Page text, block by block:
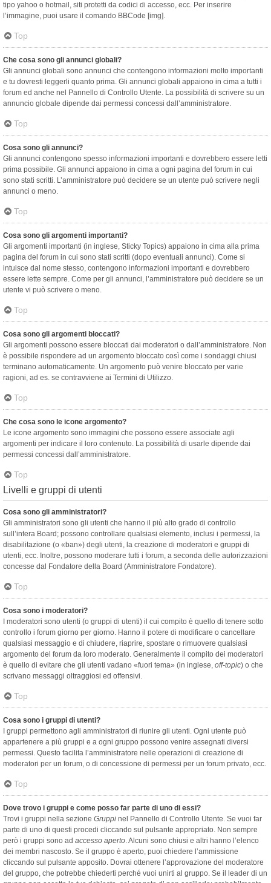
tipo yahoo o hotmail, siti protetti da codici di accesso, ecc. Per inserire
l’immagine, puoi usare il comando BBCode [img].
Top
Che cosa sono gli annunci globali?
Gli annunci globali sono annunci che contengono informazioni molto importanti
e tu dovresti leggerli quanto prima. Gli annunci globali appaiono in cima a tutti i
forum ed anche nel Pannello di Controllo Utente. La possibilità di scrivere su un
annuncio globale dipende dai permessi concessi dall’amministratore.
Top
Cosa sono gli annunci?
Gli annunci contengono spesso informazioni importanti e dovrebbero essere letti
prima possibile. Gli annunci appaiono in cima a ogni pagina del forum in cui
sono stati scritti. L’amministratore può decidere se un utente può scrivere negli
annunci o meno.
Top
Cosa sono gli argomenti importanti?
Gli argomenti importanti (in inglese, Sticky Topics) appaiono in cima alla prima
pagina del forum in cui sono stati scritti (dopo eventuali annunci). Come si
intuisce dal nome stesso, contengono informazioni importanti e dovrebbero
essere lette sempre. Come per gli annunci, l’amministratore può decidere se un
utente vi può scrivere o meno.
Top
Cosa sono gli argomenti bloccati?
Gli argomenti possono essere bloccati dai moderatori o dall’amministratore. Non
è possibile rispondere ad un argomento bloccato così come i sondaggi chiusi
terminano automaticamente. Un argomento può venire bloccato per varie
ragioni, ad es. se contravviene ai Termini di Utilizzo.
Top
Che cosa sono le icone argomento?
Le icone argomento sono immagini che possono essere associate agli
argomenti per indicare il loro contenuto. La possibilità di usarle dipende dai
permessi concessi dall’amministratore.
Top
Livelli e gruppi di utenti
Cosa sono gli amministratori?
Gli amministratori sono gli utenti che hanno il più alto grado di controllo
sull’intera Board; possono controllare qualsiasi elemento, inclusi i permessi, la
disabilitazione (o «ban») degli utenti, la creazione di moderatori e gruppi di
utenti, ecc. Inoltre, possono moderare tutti i forum, a seconda delle autorizzazioni
concesse dal Fondatore della Board (Amministratore Fondatore).
Top
Cosa sono i moderatori?
I moderatori sono utenti (o gruppi di utenti) il cui compito è quello di tenere sotto
controllo i forum giorno per giorno. Hanno il potere di modificare o cancellare
qualsiasi messaggio e di chiudere, riaprire, spostare o rimuovere qualsiasi
argomento del forum da loro moderato. Generalmente il compito dei moderatori
è quello di evitare che gli utenti vadano «fuori tema» (in inglese, off-topic) o che
scrivano messaggi oltraggiosi ed offensivi.
Top
Cosa sono i gruppi di utenti?
I gruppi permettono agli amministratori di riunire gli utenti. Ogni utente può
appartenere a più gruppi e a ogni gruppo possono venire assegnati diversi
permessi. Questo facilita l’amministratore nelle operazioni di creazione di
moderatori per un forum, o di concessione di permessi per un forum privato, ecc.
Top
Dove trovo i gruppi e come posso far parte di uno di essi?
Trovi i gruppi nella sezione Gruppi nel Pannello di Controllo Utente. Se vuoi far
parte di uno di questi procedi cliccando sul pulsante appropriato. Non sempre
però i gruppi sono ad accesso aperto. Alcuni sono chiusi e altri hanno l’elenco
dei membri nascosto. Se il gruppo è aperto, puoi chiedere l’ammissione
cliccando sul pulsante apposito. Dovrai ottenere l’approvazione del moderatore
del gruppo, che potrebbe chiederti perché vuoi unirti al gruppo. Se il leader di un